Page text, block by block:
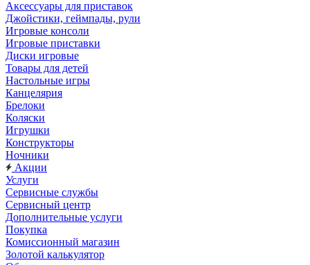
Аксессуары для приставок
Джойстики, геймпады, рули
Игровые консоли
Игровые приставки
Диски игровые
Товары для детей
Настольные игры
Канцелярия
Брелоки
Коляски
Игрушки
Конструкторы
Ночники
Акции
Услуги
Сервисные службы
Сервисный центр
Дополнительные услуги
Покупка
Комиссионный магазин
Золотой калькулятор